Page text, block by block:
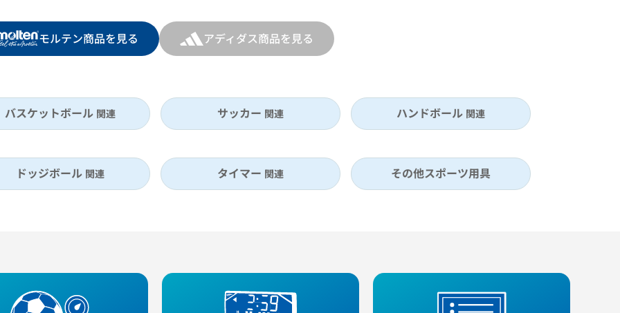
モルテン商品を見る アディダス商品を見る
バスケットボール 関連 サッカー 関連 ハンドボール 関連
ドッジボール 関連 タイマー 関連 その他スポーツ用具